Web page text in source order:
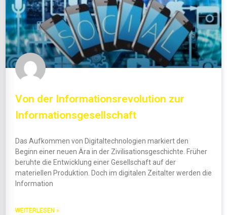
Von der Informationsrevolution zur
Informationsgesellschaft
Das Aufkommen von Digitaltechnologien markiert den
Beginn einer neuen Ära in der Zivilisationsgeschichte. Früher
beruhte die Entwicklung einer Gesellschaft auf der
materiellen Produktion. Doch im digitalen Zeitalter werden die
Information
WEITERLESEN »